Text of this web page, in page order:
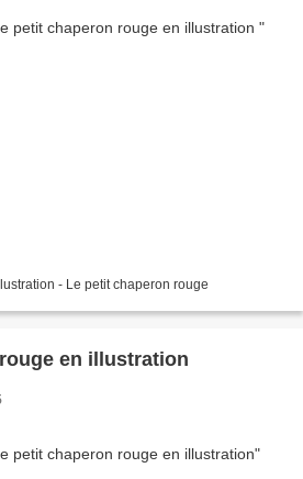
- Le petit chaperon rouge
en illustration